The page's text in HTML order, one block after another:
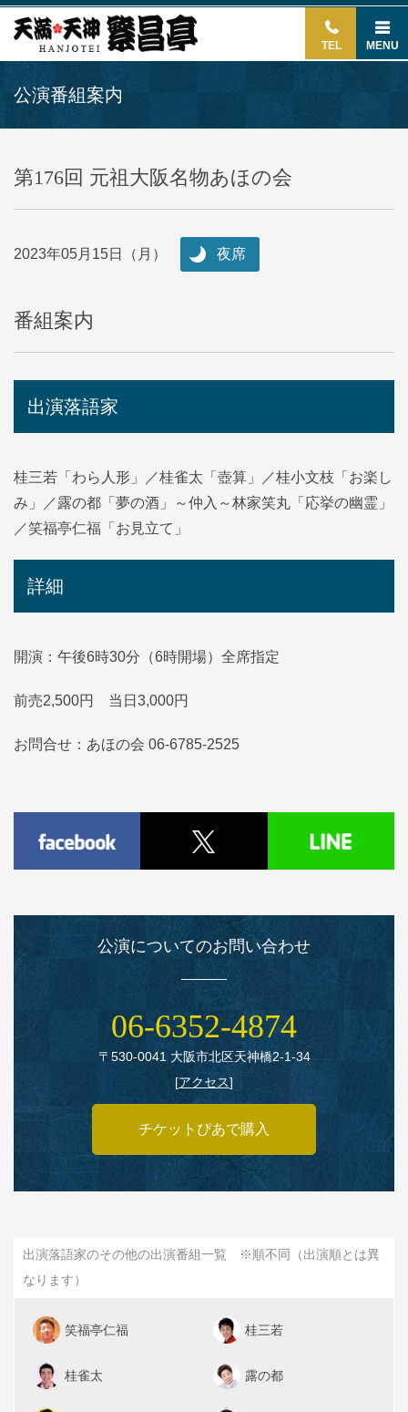
TEL MENU
公演番組案内
第176回 元祖大阪名物あほの会
2023年05月15日（月） 夜席
番組案内
出演落語家
桂三若「わら人形」／桂雀太「壺算」／桂小文枝「お楽し
み」／露の都「夢の酒」～仲入～林家笑丸「応挙の幽霊」
／笑福亭仁福「お見立て」
詳細
開演：午後6時30分（6時開場）全席指定
前売2,500円 当日3,000円
お問合せ：あほの会 06-6785-2525
公演についてのお問い合わせ
06‑6352‑4874
〒530‑0041 大阪市北区天神橋2‑1‑34
[アクセス]
チケットぴあで購入
出演落語家のその他の出演番組一覧 ※順不同（出演順とは異
なります）
笑福亭仁福 桂三若
桂雀太 露の都